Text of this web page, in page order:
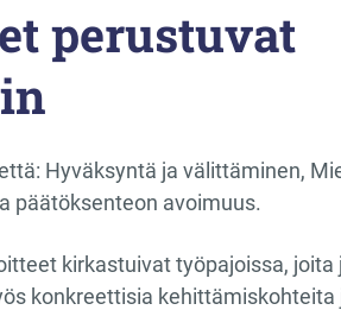
perustuvat
Hyväksyntä ja välittäminen,
päätöksenteon avoimuus.
kirkastuivat työpajoissa,
konkreettisia